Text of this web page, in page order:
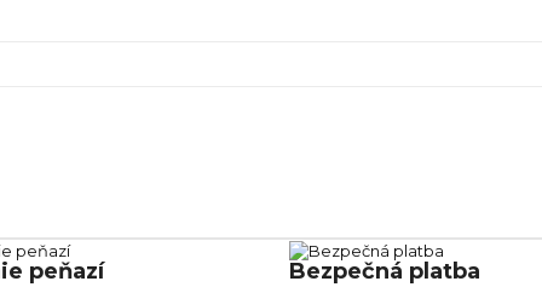
peňazí Bezpečná platba